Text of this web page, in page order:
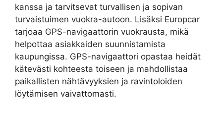
kanssa ja tarvitsevat turvallisen ja sopivan
turvaistuimen vuokra-autoon. Lisäksi Europcar
tarjoaa GPS-navigaattorin vuokrausta, mikä
helpottaa asiakkaiden suunnistamista
kaupungissa. GPS-navigaattori opastaa heidät
kätevästi kohteesta toiseen ja mahdollistaa
paikallisten nähtävyyksien ja ravintoloiden
löytämisen vaivattomasti.